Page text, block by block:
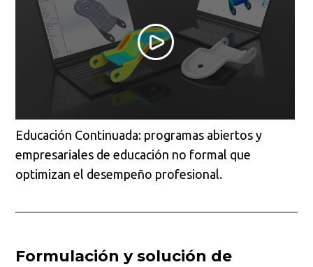
Educación Continuada: programas abiertos y
empresariales de educación no formal que
optimizan el desempeño profesional.
Formulación y solución de